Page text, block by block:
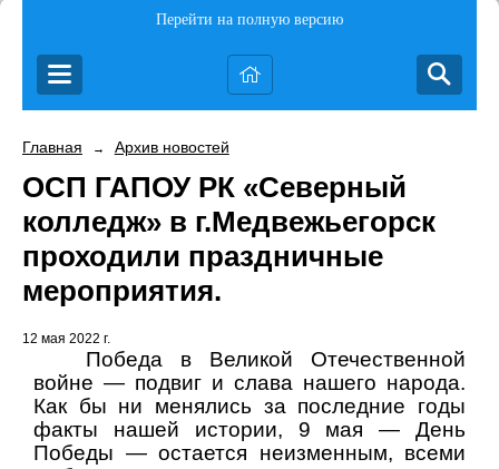
Перейти на полную версию
Главная → Архив новостей
ОСП ГАПОУ РК «Северный
колледж» в г.Медвежьегорск
проходили праздничные
мероприятия.
12 мая 2022 г.
Победа в Великой Отечественной
войне — подвиг и слава нашего народа.
Как бы ни менялись за последние годы
факты нашей истории, 9 мая — День
Победы — остается неизменным, всеми